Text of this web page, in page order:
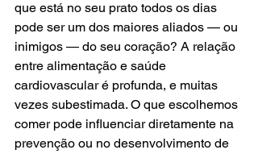
que está no seu prato todos os dias
pode ser um dos maiores aliados — ou
inimigos — do seu coração? A relação
entre alimentação e saúde
cardiovascular é profunda, e muitas
vezes subestimada. O que escolhemos
comer pode influenciar diretamente na
prevenção ou no desenvolvimento de